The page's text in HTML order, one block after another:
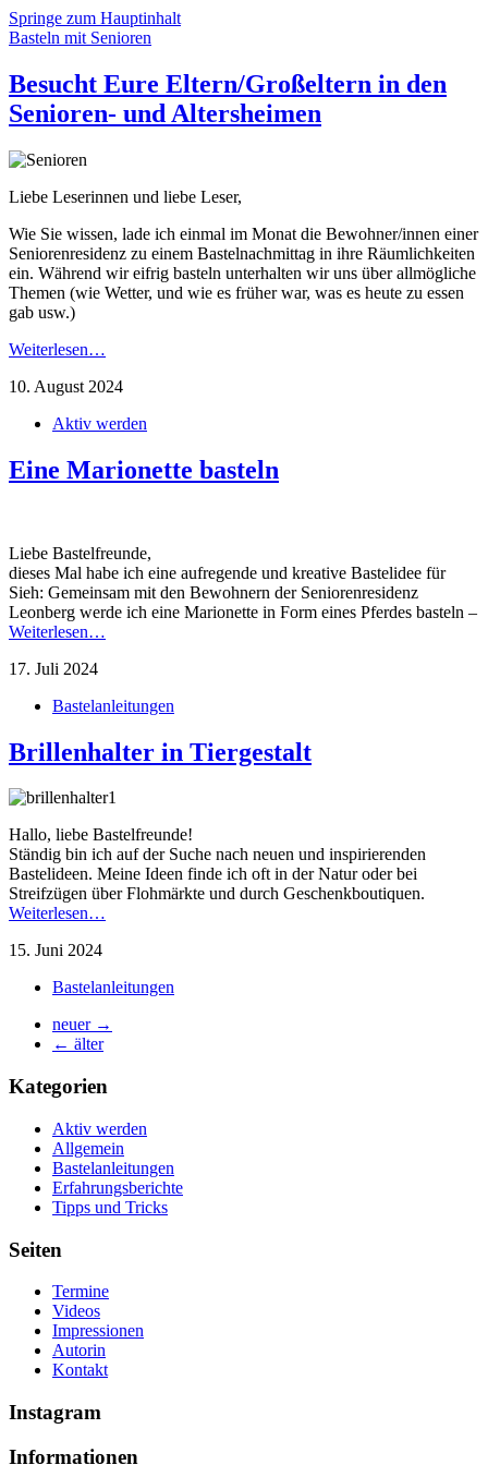
Springe zum Hauptinhalt
Basteln mit Senioren
Besucht Eure Eltern/Großeltern in den
Senioren- und Altersheimen
Liebe Leserinnen und liebe Leser,
Wie Sie wissen, lade ich einmal im Monat die Bewohner/innen einer
Seniorenresidenz zu einem Bastelnachmittag in ihre Räumlichkeiten
ein. Während wir eifrig basteln unterhalten wir uns über allmögliche
Themen (wie Wetter, und wie es früher war, was es heute zu essen
gab usw.)
Weiterlesen…
10. August 2024
Aktiv werden
Eine Marionette basteln
Liebe Bastelfreunde,
dieses Mal habe ich eine aufregende und kreative Bastelidee für
Sieh: Gemeinsam mit den Bewohnern der Seniorenresidenz
Leonberg werde ich eine Marionette in Form eines Pferdes basteln –
Weiterlesen…
17. Juli 2024
Bastelanleitungen
Brillenhalter in Tiergestalt
Hallo, liebe Bastelfreunde!
Ständig bin ich auf der Suche nach neuen und inspirierenden
Bastelideen. Meine Ideen finde ich oft in der Natur oder bei
Streifzügen über Flohmärkte und durch Geschenkboutiquen.
Weiterlesen…
15. Juni 2024
Bastelanleitungen
neuer →
← älter
Kategorien
Aktiv werden
Allgemein
Bastelanleitungen
Erfahrungsberichte
Tipps und Tricks
Seiten
Termine
Videos
Impressionen
Autorin
Kontakt
Instagram
Informationen